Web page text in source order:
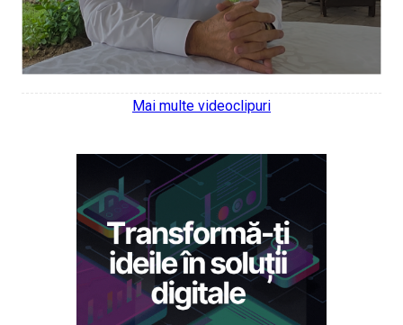
Mai multe videoclipuri